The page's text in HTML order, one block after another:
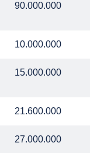
90.000.000
10.000.000
15.000.000
21.600.000
27.000.000